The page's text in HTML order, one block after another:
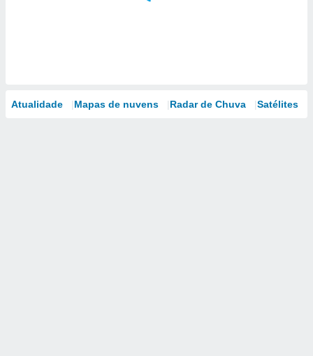
Atualidade Mapas de nuvens Radar de Chuva Satélites